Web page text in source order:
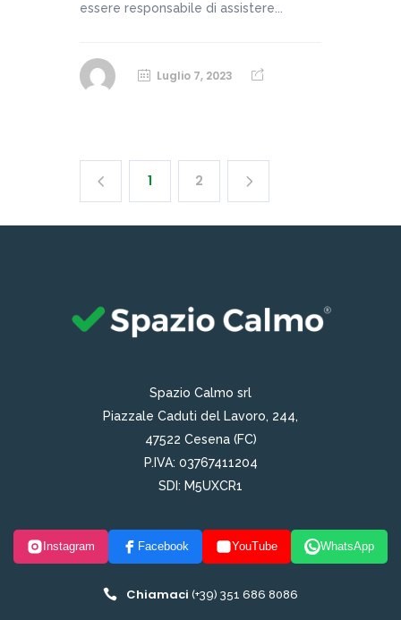
essere responsabile di assistere...
Luglio 7, 2023
1 2
Spazio Calmo srl
Piazzale Caduti del Lavoro, 244,
47522 Cesena (FC)
P.IVA: 03767411204
SDI: M5UXCR1
Instagram Facebook YouTube WhatsApp
Chiamaci (+39) 351 686 8086